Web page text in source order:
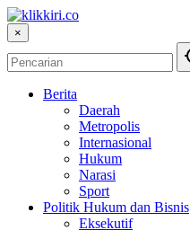
×
Berita
Daerah
Metropolis
Internasional
Hukum
Narasi
Sport
Politik Hukum dan Bisnis
Eksekutif